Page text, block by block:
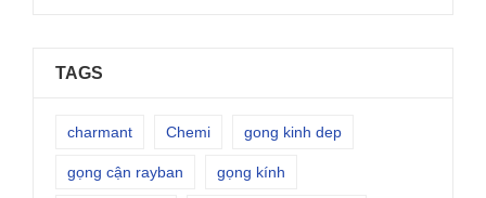
TAGS
charmant Chemi gong kinh dep
gọng cận rayban gọng kính